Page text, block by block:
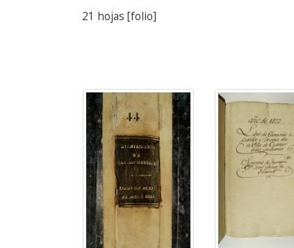
21 hojas [folio]